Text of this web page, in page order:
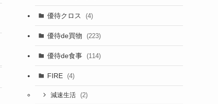
優待クロス (4)
優待de買物 (223)
優待de食事 (114)
FIRE (4)
減速生活 (2)